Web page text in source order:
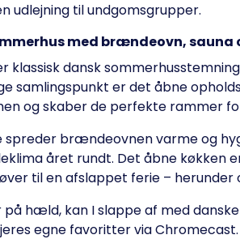
udlejning til undgomsgrupper.
med brændeovn, sauna
klassisk dansk
samlingspunkt er det åbne
og skaber de perfekte rammer
spreder brændeovnen varme og
året rundt. Det åbne køkken
til en afslappet ferie – herunder
på hæld, kan I slappe af med
egne favoritter via Chromecast.